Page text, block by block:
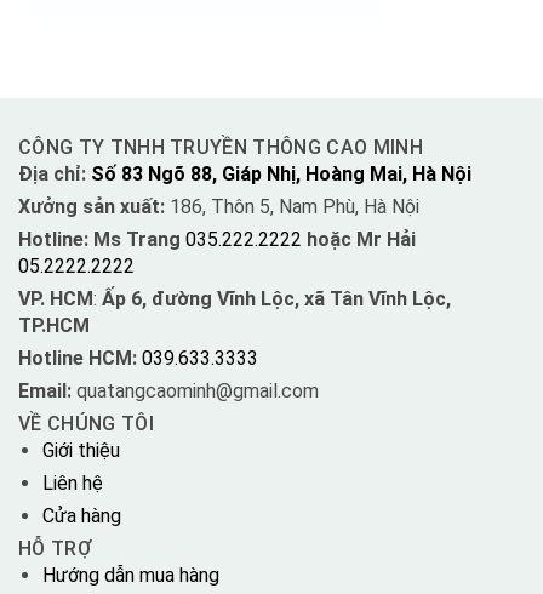
CÔNG TY TNHH TRUYỀN THÔNG CAO MINH
Địa chỉ: Số 83 Ngõ 88, Giáp Nhị, Hoàng Mai, Hà Nội
Xưởng sản xuất: 186, Thôn 5, Nam Phù, Hà Nội
Hotline: Ms Trang 035.222.2222 hoặc Mr Hải
05.2222.2222
VP. HCM: Ấp 6, đường Vĩnh Lộc, xã Tân Vĩnh Lộc,
TP.HCM
Hotline HCM: 039.633.3333
Email: quatangcaominh@gmail.com
VỀ CHÚNG TÔI
Giới thiệu
Liên hệ
Cửa hàng
HỖ TRỢ
Hướng dẫn mua hàng